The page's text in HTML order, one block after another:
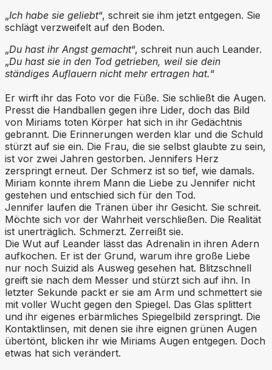
„Ich habe sie geliebt“, schreit sie ihm jetzt entgegen. Sie
schlägt verzweifelt auf den Boden.
„Du hast ihr Angst gemacht“, schreit nun auch Leander.
„Du hast sie in den Tod getrieben, weil sie dein
ständiges Auflauern nicht mehr ertragen hat.“
Er wirft ihr das Foto vor die Füße. Sie schließt die Augen.
Presst die Handballen gegen ihre Lider, doch das Bild
von Miriams toten Körper hat sich in ihr Gedächtnis
gebrannt. Die Erinnerungen werden klar und die Schuld
stürzt auf sie ein. Die Frau, die sie selbst glaubte zu sein,
ist vor zwei Jahren gestorben. Jennifers Herz
zerspringt erneut. Der Schmerz ist so tief, wie damals.
Miriam konnte ihrem Mann die Liebe zu Jennifer nicht
gestehen und entschied sich für den Tod.
Jennifer laufen die Tränen über ihr Gesicht. Sie schreit.
Möchte sich vor der Wahrheit verschließen. Die Realität
ist unerträglich. Schmerzt. Zerreißt sie.
Die Wut auf Leander lässt das Adrenalin in ihren Adern
aufkochen. Er ist der Grund, warum ihre große Liebe
nur noch Suizid als Ausweg gesehen hat. Blitzschnell
greift sie nach dem Messer und stürzt sich auf ihn. In
letzter Sekunde packt er sie am Arm und schmettert sie
mit voller Wucht gegen den Spiegel. Das Glas splittert
und ihr eigenes erbärmliches Spiegelbild zerspringt. Die
Kontaktlinsen, mit denen sie ihre eignen grünen Augen
übertönt, blicken ihr wie Miriams Augen entgegen. Doch
etwas hat sich verändert.